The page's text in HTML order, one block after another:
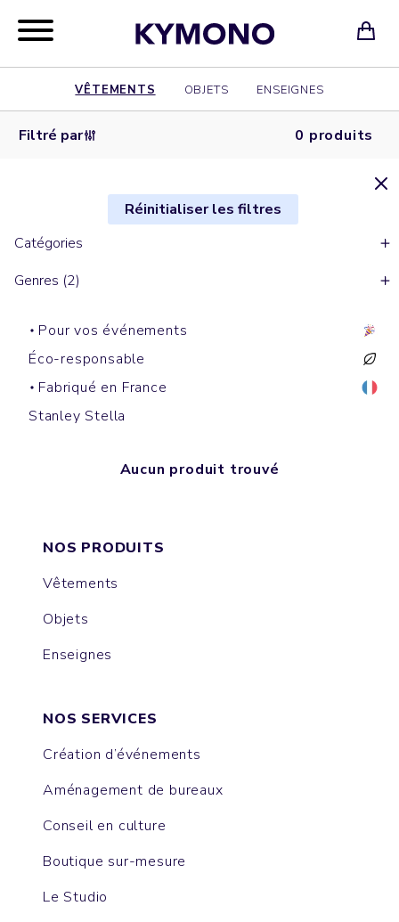
VÊTEMENTS OBJETS ENSEIGNES
Filtré par 0 produits
Réinitialiser les filtres
Catégories
Genres (2)
Pour vos événements
Éco-responsable
Fabriqué en France
Stanley Stella
Aucun produit trouvé
NOS PRODUITS
Vêtements
Objets
Enseignes
NOS SERVICES
Création d’événements
Aménagement de bureaux
Conseil en culture
Boutique sur-mesure
Le Studio